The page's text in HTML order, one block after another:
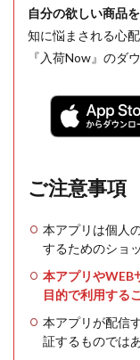
自分の欲しい商品
知に悩まされる心配
『入荷Now』のダ
ご注意事項
本アプリは個人
するためのショ
本アプリやWEB
目的で利用する
本アプリが配信
証するものでは